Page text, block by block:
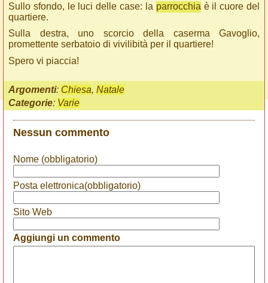
Sullo sfondo, le luci delle case: la parrocchia è il cuore del
quartiere.
Sulla destra, uno scorcio della caserma Gavoglio,
promettente serbatoio di vivilibità per il quartiere!
Spero vi piaccia!
Argomenti: Chiesa, Natale
Categorie: Varie
Nessun commento
Nome (obbligatorio)
Posta elettronica(obbligatorio)
Sito Web
Aggiungi un commento